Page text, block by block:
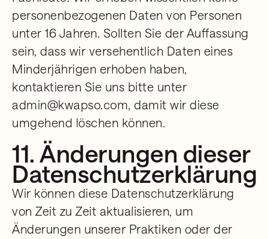
personenbezogenen Daten von Personen
unter 16 Jahren. Sollten Sie der Auffassung
sein, dass wir versehentlich Daten eines
Minderjährigen erhoben haben,
kontaktieren Sie uns bitte unter
admin@kwapso.com, damit wir diese
umgehend löschen können.
11. Änderungen dieser
Datenschutzerklärung
Wir können diese Datenschutzerklärung
von Zeit zu Zeit aktualisieren, um
Änderungen unserer Praktiken oder der